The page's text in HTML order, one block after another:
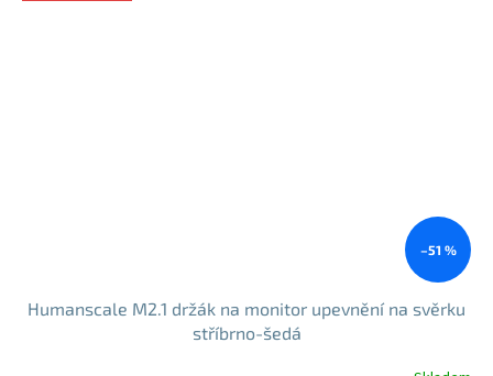
–51 %
Humanscale M2.1 držák na monitor upevnění na svěrku
stříbrno-šedá